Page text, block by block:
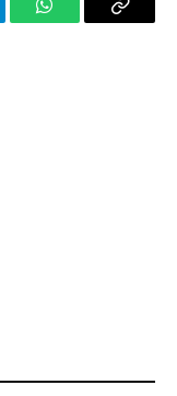
WhatsAppCopy